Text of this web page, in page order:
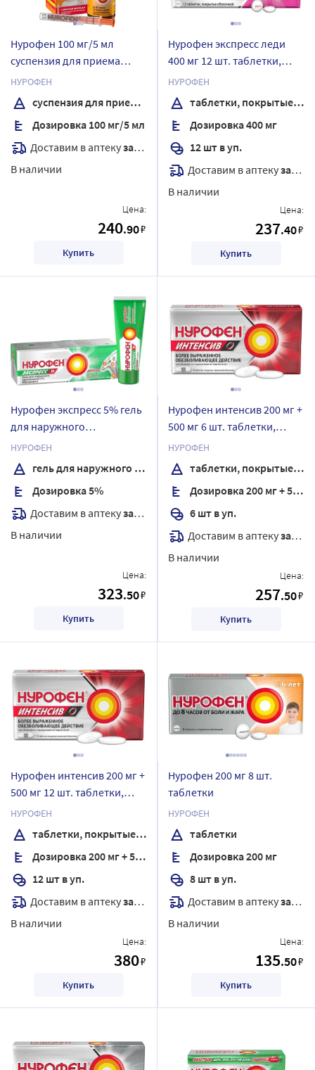
Нурофен 100 мг/5 мл
суспензия для приема
внутрь вкус клубника 150
мл
НУРОФЕН
суспензия для приема внутрь
Дозировка 100 мг/5 мл
Доставим в аптекузавтра
В наличии
Цена:
240.90₽
Купить
Нурофен экспресс леди
400 мг 12 шт. таблетки,
покрытые оболочкой
НУРОФЕН
таблетки, покрытые оболочкой
Дозировка 400 мг
12 шт в уп.
Доставим в аптекузавтра
В наличии
Цена:
237.40₽
Купить
Нурофен экспресс 5% гель
для наружного
применения 100 гр
НУРОФЕН
гель для наружного применения
Дозировка 5%
Доставим в аптекузавтра
В наличии
Цена:
323.50₽
Купить
Нурофен интенсив 200 мг +
500 мг 6 шт. таблетки,
покрытые пленочной
оболочкой
НУРОФЕН
таблетки, покрытые пленочной оболочкой
Дозировка 200 мг + 500 мг
6 шт в уп.
Доставим в аптекузавтра
В наличии
Цена:
257.50₽
Купить
Нурофен интенсив 200 мг +
500 мг 12 шт. таблетки,
покрытые пленочной
оболочкой
НУРОФЕН
таблетки, покрытые пленочной оболочкой
Дозировка 200 мг + 500 мг
12 шт в уп.
Доставим в аптекузавтра
В наличии
Цена:
380₽
Купить
Нурофен 200 мг 8 шт.
таблетки
НУРОФЕН
таблетки
Дозировка 200 мг
8 шт в уп.
Доставим в аптекузавтра
В наличии
Цена:
135.50₽
Купить